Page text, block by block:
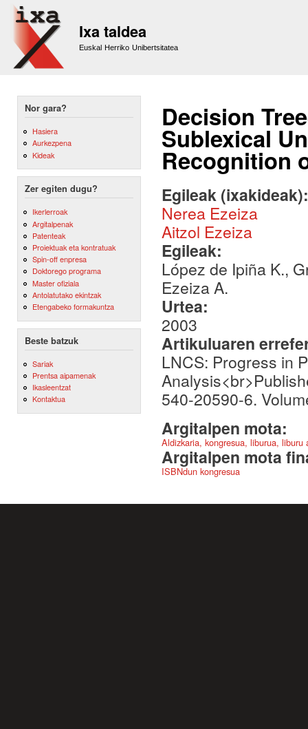
Ixa taldea
Euskal Herriko Unibertsitatea
Nor gara?
Hasiera
Aurkezpena
Kideak
Zer egiten dugu?
Ikerlerroak
Argitalpenak
Patenteak
Proiektuak eta kontratuak
Spin-off enpresa
Doktorego programa
Master ofiziala
Antolatutako ekintzak
Etengabeko formakuntza
Beste batzuk
Sariak
Prentsa aipamenak
Ikasleentzat
Kontaktua
Decision
Sublexical
Recognition
Egileak
Nerea Ezeiza
Aitzol Ezeiza
Egileak:
López de Ipiña K.,
Ezeiza A.
Urtea:
2003
Artikuluaren
LNCS: Progress in
540-20590-6.
Argitalpen mota:
Aldizkaria, kongresua, liburua,
Argitalpen mota
ISBNdun kongresua